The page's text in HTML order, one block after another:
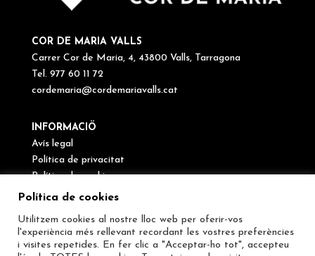
COR DE MARIA VALLS
Carrer Cor de Maria, 4, 43800 Valls, Tarragona
Tel. 977 60 11 72
cordemaria@cordemariavalls.cat
INFORMACIÖ
Avís legal
Política de privacitat
Política de cookies
Canal de denúncies
SEGUEIX-NOS
Política de cookies
Utilitzem cookies al nostre lloc web per oferir-vos
l'experiència més rellevant recordant les vostres preferències
i visites repetides. En fer clic a "Acceptar-ho tot", accepteu